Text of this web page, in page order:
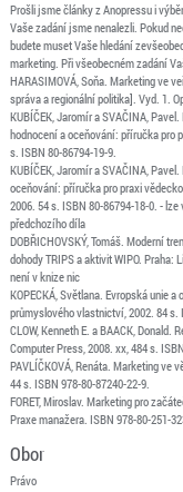
Prošli jsme články z Anopressu i
Vaše zadání jsme nenalezli. Pokud
budete muset Vaše hledání
marketing. Při všeobecném zadání
HARASIMOVÁ, Soňa. Marketing ve
správa a regionální politika]. Vyd. 1.
KUBÍČEK, Jaromír a SVAČINA,
hodnocení a oceňování: příručka pro
s. ISBN 80-86794-19-9.
KUBÍČEK, Jaromír a SVAČINA,
oceňování: příručka pro praxi
2006. 54 s. ISBN 80-86794-18-0. -
předchozího díla
DOBŘICHOVSKÝ, Tomáš. Moderní
dohody TRIPS a aktivit WIPO. Praha:
není v knize nic
KOPECKÁ, Světlana. Evropská unie
průmyslového vlastnictví, 2002. 84 s.
CLOW, Kenneth E. a BAACK,
Computer Press, 2008. xx, 484 s.
PAVLÍČKOVÁ, Renáta. Marketing ve
44 s. ISBN 978-80-87240-22-9.
FORET, Miroslav. Marketing pro
Praxe manažera. ISBN 978-80-251-
Obor
Právo